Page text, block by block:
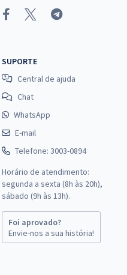
SUPORTE
Central de ajuda
Chat
WhatsApp
E-mail
Telefone: 3003-0894
Horário de atendimento:
segunda a sexta (8h às 20h),
sábado (9h às 13h).
Foi aprovado?
Envie-nos a sua história!